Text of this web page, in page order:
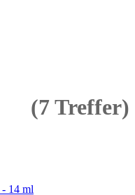
(7 Treffer)